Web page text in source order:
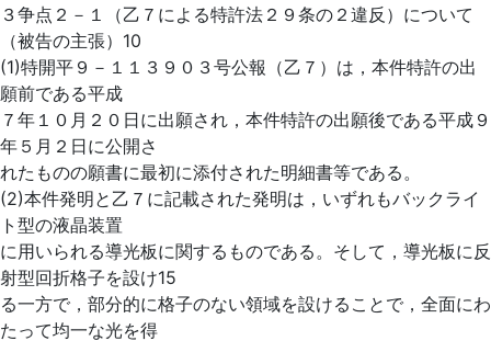
３争点２－１（乙７による特許法２９条の２違反）について
（被告の主張）10
(1)特開平９－１１３９０３号公報（乙７）は，本件特許の出
願前である平成
７年１０月２０日に出願され，本件特許の出願後である平成９
年５月２日に公開さ
れたものの願書に最初に添付された明細書等である。
(2)本件発明と乙７に記載された発明は，いずれもバックライ
ト型の液晶装置
に用いられる導光板に関するものである。そして，導光板に反
射型回折格子を設け15
る一方で，部分的に格子のない領域を設けることで，全面にわ
たって均一な光を得